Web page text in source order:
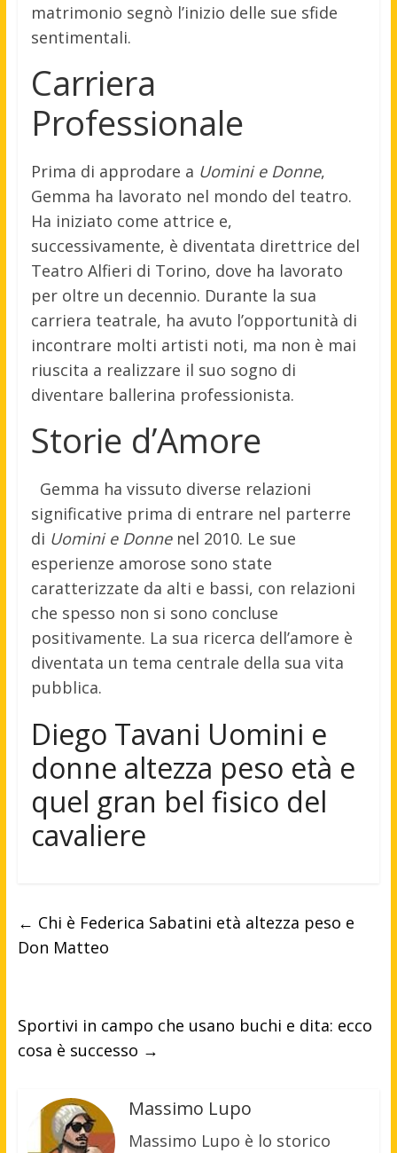
matrimonio segnò l’inizio delle sue sfide
sentimentali.
Carriera
Professionale
Prima di approdare a Uomini e Donne,
Gemma ha lavorato nel mondo del teatro.
Ha iniziato come attrice e,
successivamente, è diventata direttrice del
Teatro Alfieri di Torino, dove ha lavorato
per oltre un decennio. Durante la sua
carriera teatrale, ha avuto l’opportunità di
incontrare molti artisti noti, ma non è mai
riuscita a realizzare il suo sogno di
diventare ballerina professionista.
Storie d’Amore
Gemma ha vissuto diverse relazioni
significative prima di entrare nel parterre
di Uomini e Donnenel 2010. Le sue
esperienze amorose sono state
caratterizzate da alti e bassi, con relazioni
che spesso non si sono concluse
positivamente. La sua ricerca dell’amore è
diventata un tema centrale della sua vita
pubblica.
Diego Tavani Uomini e
donne altezza peso età e
quel gran bel fisico del
cavaliere
← Chi è Federica Sabatini età altezza peso e
Don Matteo
Sportivi in campo che usano buchi e dita: ecco
cosa è successo →
Massimo Lupo
Massimo Lupo è lo storico